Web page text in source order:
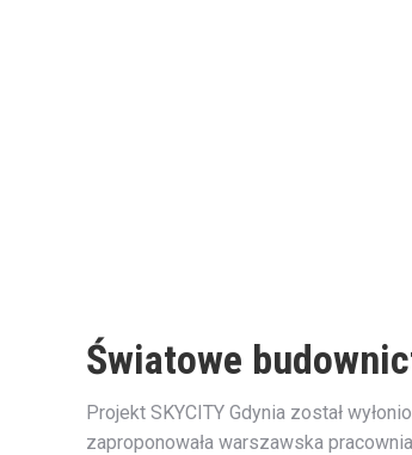
Światowe
Projekt SKYCITY Gdynia został
zaproponowała warszawska